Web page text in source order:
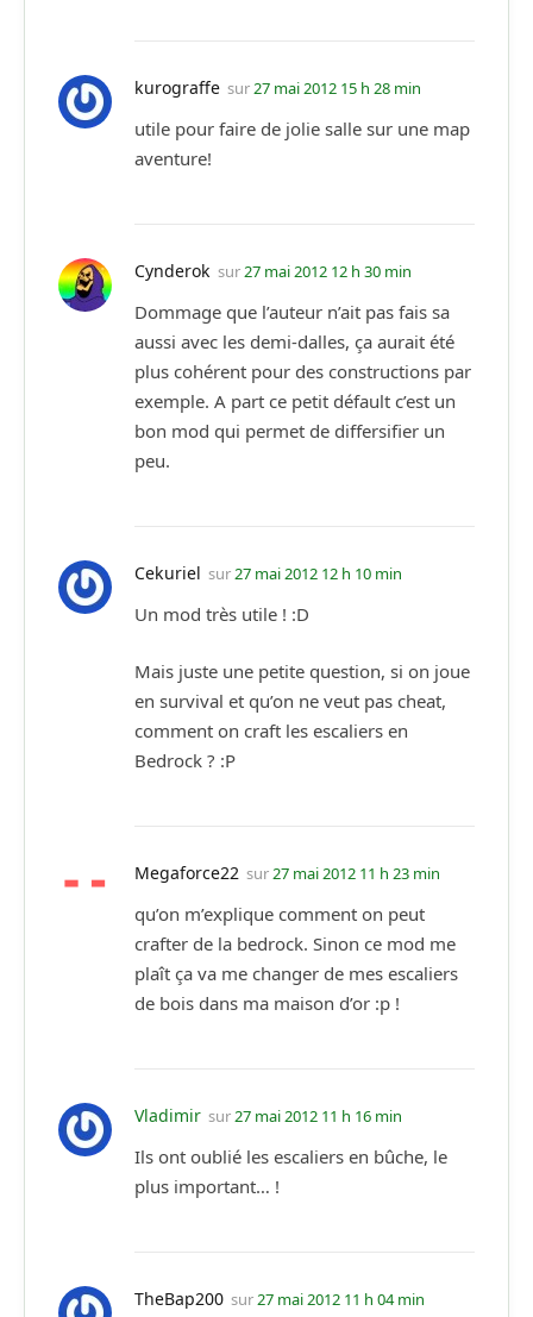
kurograffe sur27 mai 2012 15 h 28 min
utile pour faire de jolie salle sur une map
aventure!
Cynderok sur27 mai 2012 12 h 30 min
Dommage que l’auteur n’ait pas fais sa
aussi avec les demi-dalles, ça aurait été
plus cohérent pour des constructions par
exemple. A part ce petit défault c’est un
bon mod qui permet de differsifier un
peu.
Cekuriel sur27 mai 2012 12 h 10 min
Un mod très utile ! :D
Mais juste une petite question, si on joue
en survival et qu’on ne veut pas cheat,
comment on craft les escaliers en
Bedrock ? :P
Megaforce22 sur 27 mai 2012 11 h 23 min
qu’on m’explique comment on peut
crafter de la bedrock. Sinon ce mod me
plaît ça va me changer de mes escaliers
de bois dans ma maison d’or :p !
Vladimir sur 27 mai 2012 11 h 16 min
Ils ont oublié les escaliers en bûche, le
plus important… !
TheBap200 sur 27 mai 2012 11 h 04 min